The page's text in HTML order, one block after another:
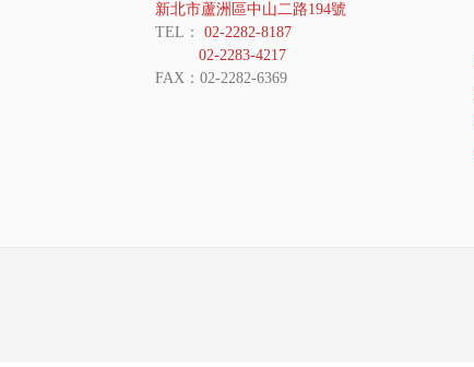
新北市蘆洲區中山二路194號
TEL： 02-2282-8187
02-2283-4217
FAX：02-2282-6369